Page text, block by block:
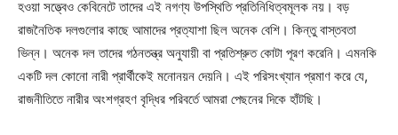
হওয়া সত্ত্বেও কেবিনেটে তাদের এই নগণ্য উপস্থিতি প্রতিনিধিত্বমূলক নয়। বড়
রাজনৈতিক দলগুলোর কাছে আমাদের প্রত্যাশা ছিল অনেক বেশি। কিন্তু বাস্তবতা
ভিন্ন। অনেক দল তাদের গঠনতন্ত্র অনুযায়ী বা প্রতিশ্রুত কোটা পূরণ করেনি। এমনকি
একটি দল কোনো নারী প্রার্থীকেই মনোনয়ন দেয়নি। এই পরিসংখ্যান প্রমাণ করে যে,
রাজনীতিতে নারীর অংশগ্রহণ বৃদ্ধির পরিবর্তে আমরা পেছনের দিকে হাঁটছি।